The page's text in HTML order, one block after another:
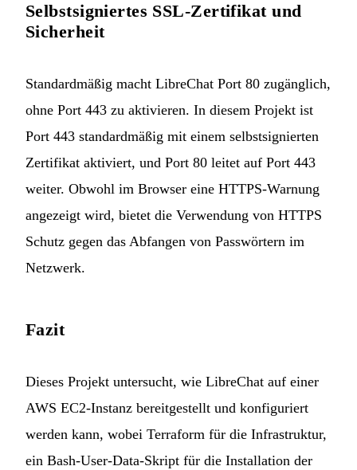
Selbstsigniertes SSL-Zertifikat und
Sicherheit
Standardmäßig macht LibreChat Port 80 zugänglich,
ohne Port 443 zu aktivieren. In diesem Projekt ist
Port 443 standardmäßig mit einem selbstsignierten
Zertifikat aktiviert, und Port 80 leitet auf Port 443
weiter. Obwohl im Browser eine HTTPS-Warnung
angezeigt wird, bietet die Verwendung von HTTPS
Schutz gegen das Abfangen von Passwörtern im
Netzwerk.
Fazit
Dieses Projekt untersucht, wie LibreChat auf einer
AWS EC2-Instanz bereitgestellt und konfiguriert
werden kann, wobei Terraform für die Infrastruktur,
ein Bash-User-Data-Skript für die Installation der